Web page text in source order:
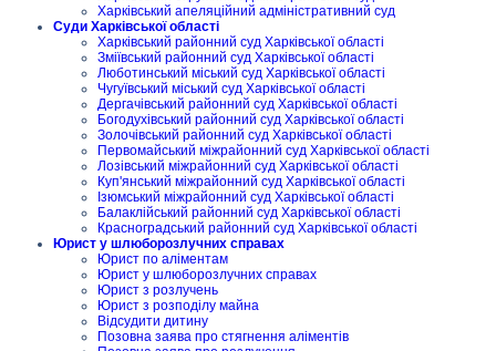
Харківський апеляційний адміністративний суд
Суди Харківської області
Харківський районний суд Харківської області
Зміївський районний суд Харківської області
Люботинський міський суд Харківської області
Чугуївський міський суд Харківської області
Дергачівський районний суд Харківської області
Богодухівський районний суд Харківської області
Золочівський районний суд Харківської області
Первомайський міжрайонний суд Харківської області
Лозівський міжрайонний суд Харківської області
Куп'янський міжрайонний суд Харківської області
Ізюмський міжрайонний суд Харківської області
Балаклійський районний суд Харківської області
Красноградський районний суд Харківської області
Юрист у шлюборозлучних справах
Юрист по аліментам
Юрист у шлюборозлучних справах
Юрист з розлучень
Юрист з розподілу майна
Відсудити дитину
Позовна заява про стягнення аліментів